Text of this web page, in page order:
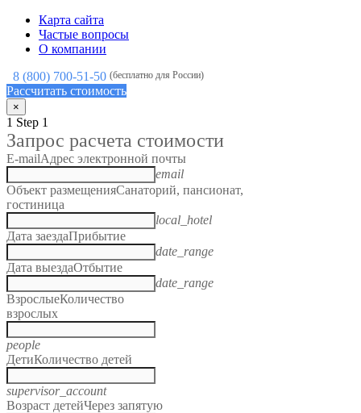
Карта сайта
Частые вопросы
О компании
8 (800) 700-51-50 (бесплатно для России)
Рассчитать стоимость
×
1 Step 1
Запрос расчета стоимости
E-mailАдрес электронной почты
email
Объект размещенияСанаторий, пансионат,
гостиница
local_hotel
Дата заездаПрибытие
date_range
Дата выездаОтбытие
date_range
ВзрослыеКоличество
взрослых
people
ДетиКоличество детей
supervisor_account
Возраст детейЧерез запятую